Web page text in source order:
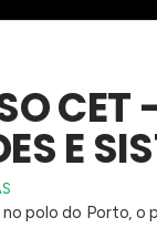
CET
E
polo do Porto, o